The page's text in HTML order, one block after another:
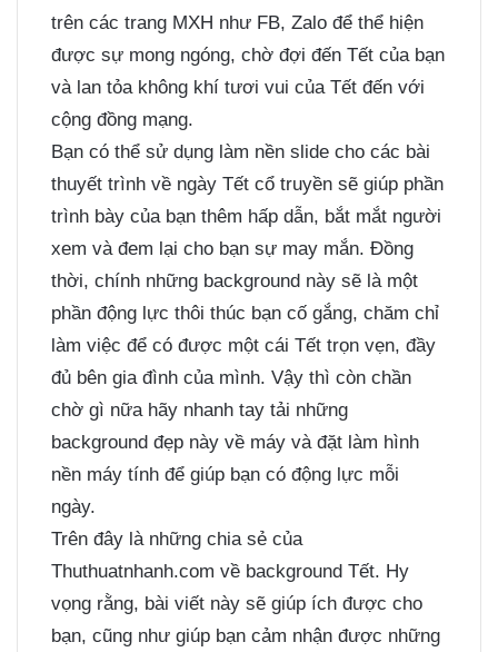
trên các trang MXH như FB, Zalo để thể hiện
được sự mong ngóng, chờ đợi đến Tết của bạn
và lan tỏa không khí tươi vui của Tết đến với
cộng đồng mạng.
Bạn có thể sử dụng làm nền slide cho các bài
thuyết trình về ngày Tết cổ truyền sẽ giúp phần
trình bày của bạn thêm hấp dẫn, bắt mắt người
xem và đem lại cho bạn sự may mắn. Đồng
thời, chính những background này sẽ là một
phần động lực thôi thúc bạn cố gắng, chăm chỉ
làm việc để có được một cái Tết trọn vẹn, đầy
đủ bên gia đình của mình. Vậy thì còn chần
chờ gì nữa hãy nhanh tay tải những
background đẹp này về máy và đặt làm hình
nền máy tính để giúp bạn có động lực mỗi
ngày.
Trên đây là những chia sẻ của
Thuthuatnhanh.com về background Tết. Hy
vọng rằng, bài viết này sẽ giúp ích được cho
bạn, cũng như giúp bạn cảm nhận được những